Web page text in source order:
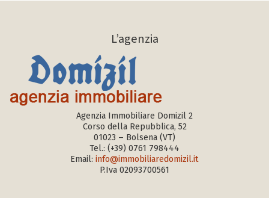
L’agenzia
Agenzia Immobiliare Domizil 2
Corso della Repubblica, 52
01023 – Bolsena (VT)
Tel.: (+39) 0761 798444
Email: info@immobiliaredomizil.it
P.Iva 02093700561